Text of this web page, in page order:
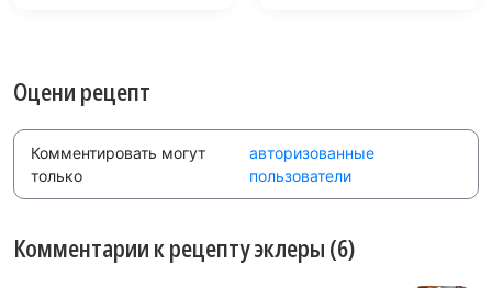
Оцени рецепт
Комментировать могут
только
авторизованные
пользователи
Комментарии к рецепту эклеры (6)